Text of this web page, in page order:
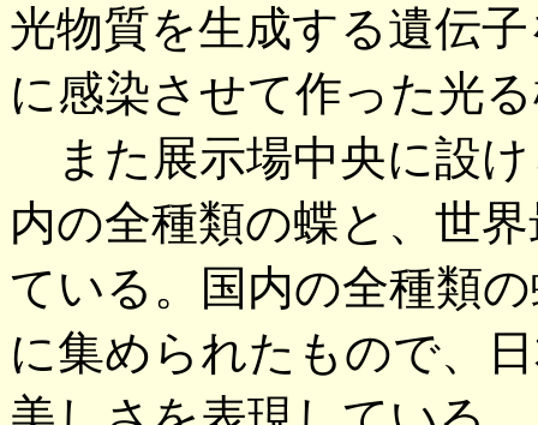
光物質を生成する遺伝
に感染させて作った光
また展示場中央に設
内の全種類の蝶と、世
ている。国内の全種類
に集められたもので、